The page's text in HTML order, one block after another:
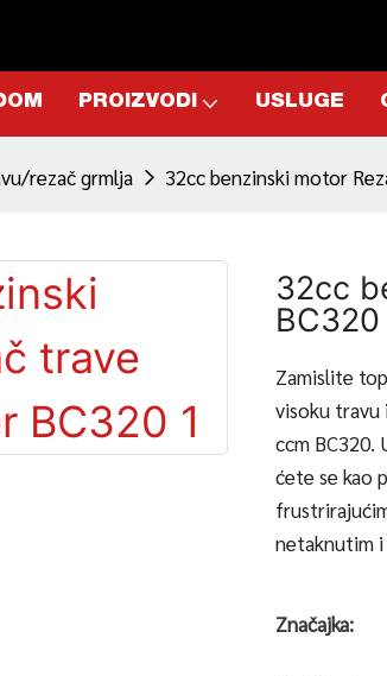
PROIZVODI USLUGE
rezač grmlja 32cc benzinski motor
32cc
BC320
Zamislite
visoku travu
ccm BC320.
ćete se kao
netaknutim i
Značajka: